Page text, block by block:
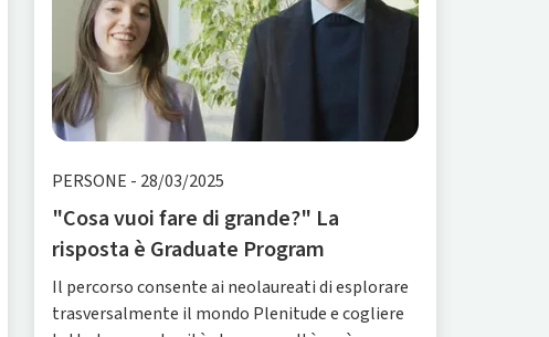
PERSONE - 28/03/2025
"Cosa vuoi fare di grande?" La
risposta è Graduate Program
Il percorso consente ai neolaureati di esplorare
trasversalmente il mondo Plenitude e cogliere